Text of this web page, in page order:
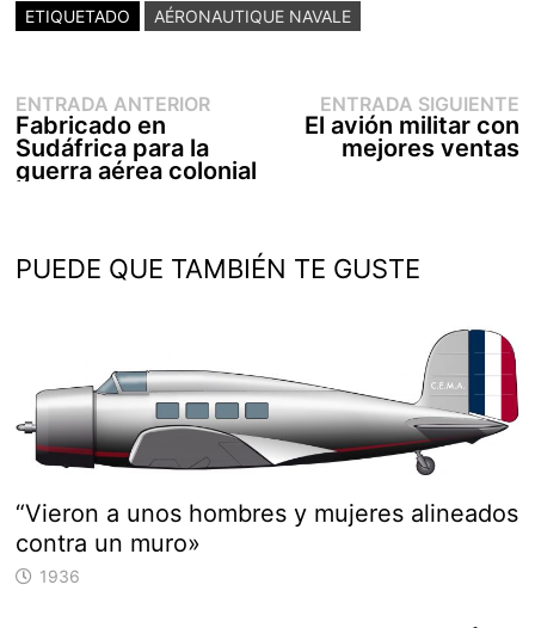
ETIQUETADO AÉRONAUTIQUE NAVALE
Navegación
de
entradas
ENTRADA ANTERIOREntrada
anterior:
Fabricado en
Sudáfrica para la
guerra aérea colonial
ENTRADA SIGUIENTE
El avión militar con
mejores ventas
PUEDE QUE TAMBIÉN TE GUSTE
“Vieron a unos hombres y mujeres alineados
contra un muro»
1936